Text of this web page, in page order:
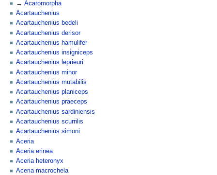
Acaromorpha
Acartauchenius
Acartauchenius bedeli
Acartauchenius derisor
Acartauchenius hamulifer
Acartauchenius insigniceps
Acartauchenius leprieuri
Acartauchenius minor
Acartauchenius mutabilis
Acartauchenius planiceps
Acartauchenius praeceps
Acartauchenius sardiniensis
Acartauchenius scurrilis
Acartauchenius simoni
Aceria
Aceria erinea
Aceria heteronyx
Aceria macrochela